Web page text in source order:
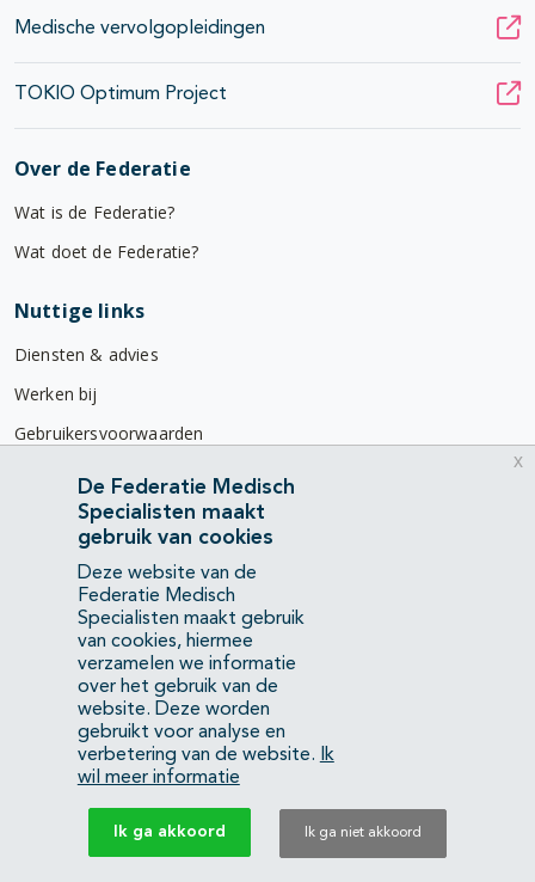
Medische vervolgopleidingen
TOKIO Optimum Project
Over de Federatie
Wat is de Federatie?
Wat doet de Federatie?
Nuttige links
Diensten & advies
Werken bij
Gebruikersvoorwaarden
Privacyverklaring
Contact
Mercatorlaan 1200
3528 BL Utrecht
(088) 505 34 34
info@richtlijnendatabase.nl
YouTubeLinkedIn
KvK Federatie Medisch Specialisten:40483480
Privacyverklaring
De Federatie Medisch
Specialisten maakt
gebruik van cookies
Deze website van de
Federatie Medisch
Specialisten maakt gebruik
van cookies, hiermee
verzamelen we informatie
over het gebruik van de
website. Deze worden
gebruikt voor analyse en
verbetering van de website.
Ik
wil meer informatie
Ik ga akkoord Ik ga niet akkoord
x